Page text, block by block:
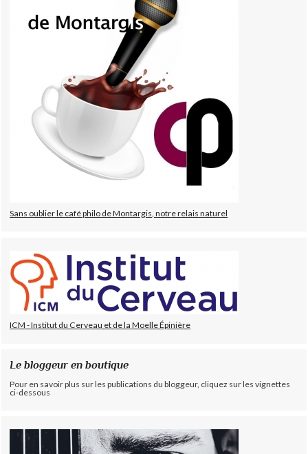
Sans oublier le café philo de Montargis, notre relais naturel
ICM - Institut du Cerveau et de la Moelle Épinière
Le bloggeur en boutique
Pour en savoir plus sur les publications du bloggeur, cliquez sur les vignettes
ci-dessous